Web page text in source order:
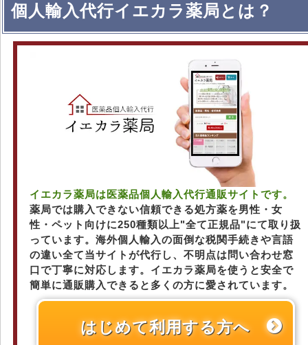
個人輸入代行イエカラ薬局とは？
イエカラ薬局は医薬品個人輸入代行通販サイトです。
薬局では購入できない信頼できる処方薬を男性・女
性・ペット向けに250種類以上"全て正規品"にて取り扱
っています。海外個人輸入の面倒な税関手続きや言語
の違い全て当サイトが代行し、不明点は問い合わせ窓
口で丁寧に対応します。イエカラ薬局を使うと安全で
簡単に通販購入できると多くの方に愛されています。
はじめて利用する方へ